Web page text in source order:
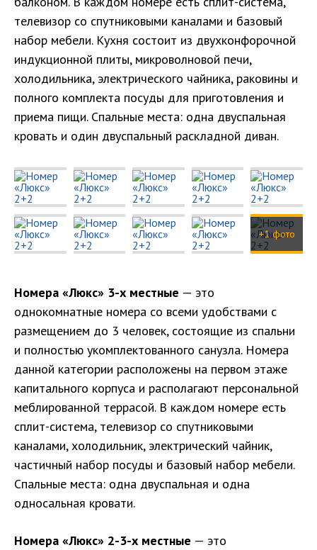
телевизор со спутниковыми каналами и базовый
набор мебели. Кухня состоит из двухконфорочной
индукционной плиты, микроволновой печи,
холодильника, электрического чайника, раковины и
полного комплекта посуды для приготовления и
приема пищи. Спальные места: одна двуспальная
кровать и один двуспальный раскладной диван.
+1 фото
Номера «Люкс» 3-х местные — это
однокомнатные номера со всеми удобствами с
размещением до 3 человек, состоящие из спальни
и полностью укомплектованного санузла. Номера
данной категории расположены на первом этаже
капитального корпуса и располагают персональной
меблированной террасой. В каждом номере есть
сплит-система, телевизор со спутниковыми
каналами, холодильник, электрический чайник,
частичный набор посуды и базовый набор мебели.
Спальные места: одна двуспальная и одна
односальная кровати.
Номера «Люкс» 2-3-х местные — это